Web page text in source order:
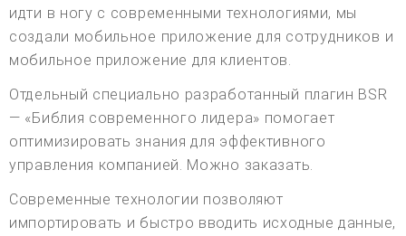
идти в ногу с современными технологиями, мы
создали мобильное приложение для сотрудников и
мобильное приложение для клиентов.
Отдельный специально разработанный плагин BSR
— «Библия современного лидера» помогает
оптимизировать знания для эффективного
управления компанией. Можно заказать.
Современные технологии позволяют
импортировать и быстро вводить исходные данные,